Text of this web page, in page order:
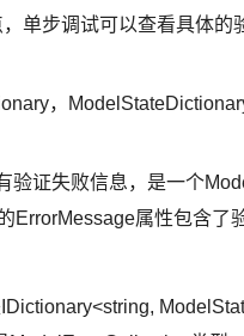
单步调试可以查看具体
，
验证失败信息，是一个
ErrorMessage属性包含了